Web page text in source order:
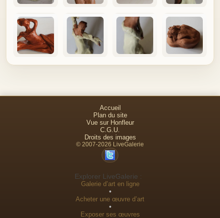
Accueil
Plan du site
Vue sur Honfleur
C.G.U.
Droits des images
© 2007-2026 LiveGalerie
Explorer LiveGalerie :
Galerie d’art en ligne
•
Acheter une œuvre d’art
•
Exposer ses œuvres